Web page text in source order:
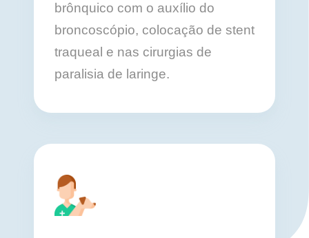
brônquico com o auxílio do
broncoscópio, colocação de stent
traqueal e nas cirurgias de
paralisia de laringe.